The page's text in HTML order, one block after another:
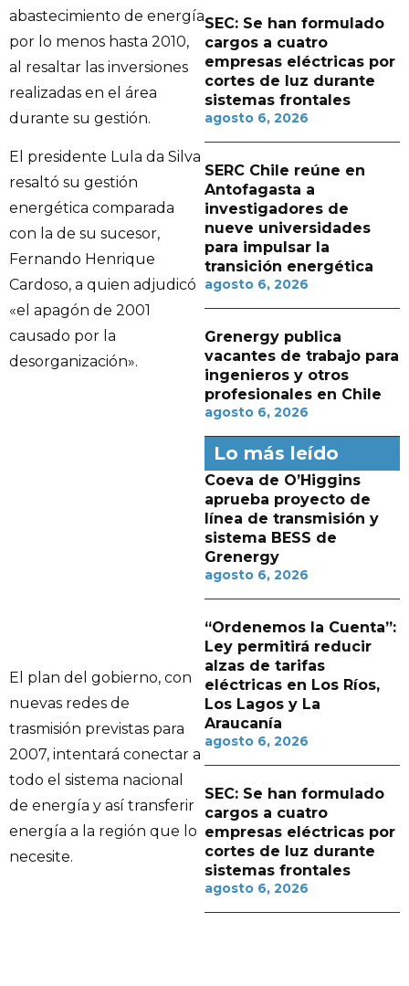
abastecimiento de energía
por lo menos hasta 2010,
al resaltar las inversiones
realizadas en el área
durante su gestión.
El presidente Lula da Silva
resaltó su gestión
energética comparada
con la de su sucesor,
Fernando Henrique
Cardoso, a quien adjudicó
«el apagón de 2001
causado por la
desorganización».
El plan del gobierno, con
nuevas redes de
trasmisión previstas para
2007, intentará conectar a
todo el sistema nacional
de energía y así transferir
energía a la región que lo
necesite.
SEC: Se han formulado
cargos a cuatro
empresas eléctricas por
cortes de luz durante
sistemas frontales
agosto 6, 2026
SERC Chile reúne en
Antofagasta a
investigadores de
nueve universidades
para impulsar la
transición energética
agosto 6, 2026
Grenergy publica
vacantes de trabajo para
ingenieros y otros
profesionales en Chile
agosto 6, 2026
Lo más leído
Coeva de O’Higgins
aprueba proyecto de
línea de transmisión y
sistema BESS de
Grenergy
agosto 6, 2026
“Ordenemos la Cuenta”:
Ley permitirá reducir
alzas de tarifas
eléctricas en Los Ríos,
Los Lagos y La
Araucanía
agosto 6, 2026
SEC: Se han formulado
cargos a cuatro
empresas eléctricas por
cortes de luz durante
sistemas frontales
agosto 6, 2026